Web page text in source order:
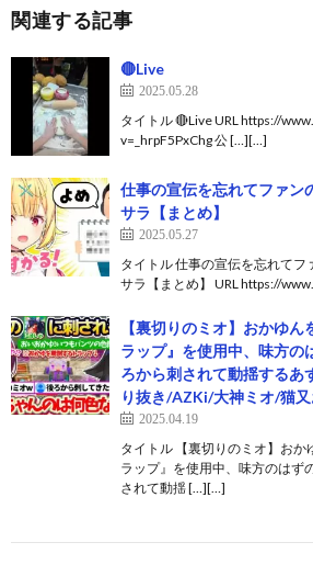
関連する記事
🔴Live
2025.05.28
タイトル 🔴Live URL https://
v=_hrpF5PxChg 公 […][…]
仕事の宣伝を忘れてファン
サラ【まとめ】
2025.05.27
タイトル 仕事の宣伝を忘れて
サラ【まとめ】 URL https://
【裏切りのミオ】おかゆ
ラップ』を使用中、味方の
ろから刺されて動揺するあ
り抜き/AZKi/大神ミオ/猫又
2025.04.19
タイトル 【裏切りのミオ】おか
ラップ』を使用中、味方のはず
されて動揺 […][…]